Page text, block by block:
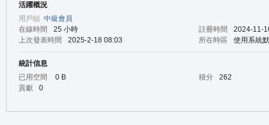
活躍概況
用戶組 中級會員
在線時間
25 小時 註冊時間
2024-11-
上次發表時間
2025-2-18 08:03 所在時區 使用系統
統計信息
已用空間
0 B 積分
262
貢獻
0